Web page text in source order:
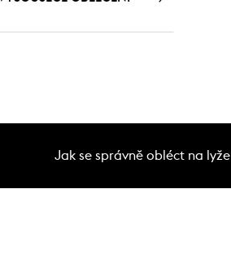
Jak se správně obléct na lyže